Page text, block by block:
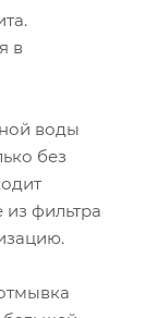
в
воды
без
фильтра